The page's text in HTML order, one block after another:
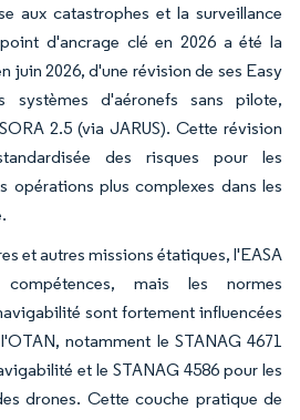
aux catastrophes et la surveillance
d'ancrage clé en 2026 a été la
juin 2026, d'une révision de ses Easy
systèmes d'aéronefs sans pilote,
2.5 (via JARUS). Cette révision
des risques pour les
opérations plus complexes dans les
et autres missions étatiques, l'EASA
mais les normes
sont fortement influencées
notamment le STANAG 4671
et le STANAG 4586 pour les
drones. Cette couche pratique de